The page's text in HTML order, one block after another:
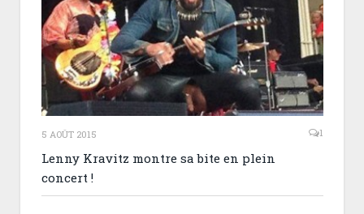
5 AOÛT 2015 1
Lenny Kravitz montre sa bite en plein
concert !